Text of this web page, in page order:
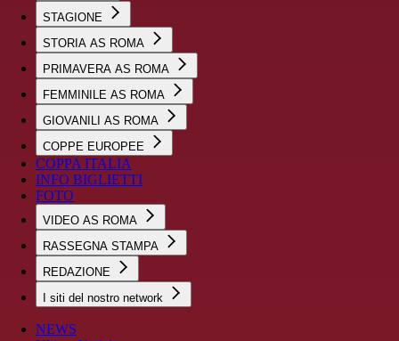
STAGIONE
STORIA AS ROMA
PRIMAVERA AS ROMA
FEMMINILE AS ROMA
GIOVANILI AS ROMA
COPPE EUROPEE
COPPA ITALIA
INFO BIGLIETTI
FOTO
VIDEO AS ROMA
RASSEGNA STAMPA
REDAZIONE
I siti del nostro network
NEWS